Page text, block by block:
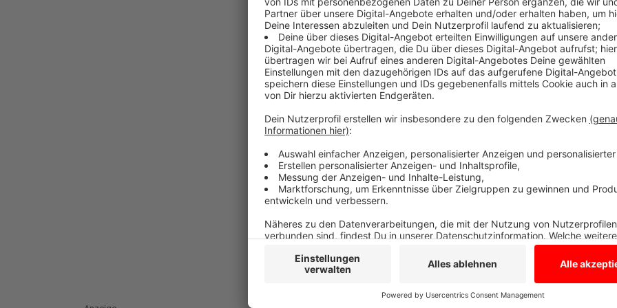
In Saerbeck gibt es etwas zu Feiern.
Anzeige
Anzeige